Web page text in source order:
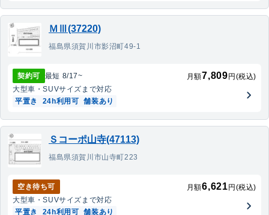
ＭⅢ(37220)
福島県須賀川市影沼町49-1
契約可 最短 8/17~ 月額7,809 円(税込)
大型車・SUVサイズまで対応
平置き
24h利用可 舗装あり
Ｓコーポ山寺(47113)
福島県須賀川市山寺町223
空き待ち可 月額6,621 円(税込)
大型車・SUVサイズまで対応
平置き
24h利用可 舗装あり